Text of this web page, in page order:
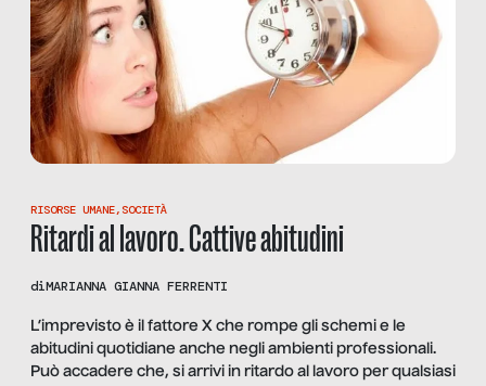
RISORSE UMANE, SOCIETÀ
Ritardi al lavoro. Cattive abitudini
diMARIANNA GIANNA FERRENTI
L’imprevisto è il fattore X che rompe gli schemi e le
abitudini quotidiane anche negli ambienti professionali.
Può accadere che, si arrivi in ritardo al lavoro per qualsiasi